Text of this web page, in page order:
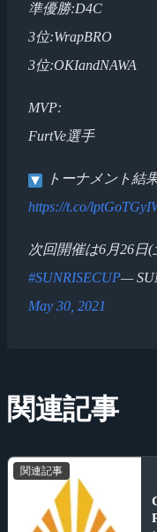
準優勝:D4C
3位:WrapBRO
3位:OKIandNAWA
MVP:
FurtVe選手
トーナメント結
https://t.co/
次回開催は6月26日
#SUNRISECUP—
May 30, 2021
関連記事
関連記事